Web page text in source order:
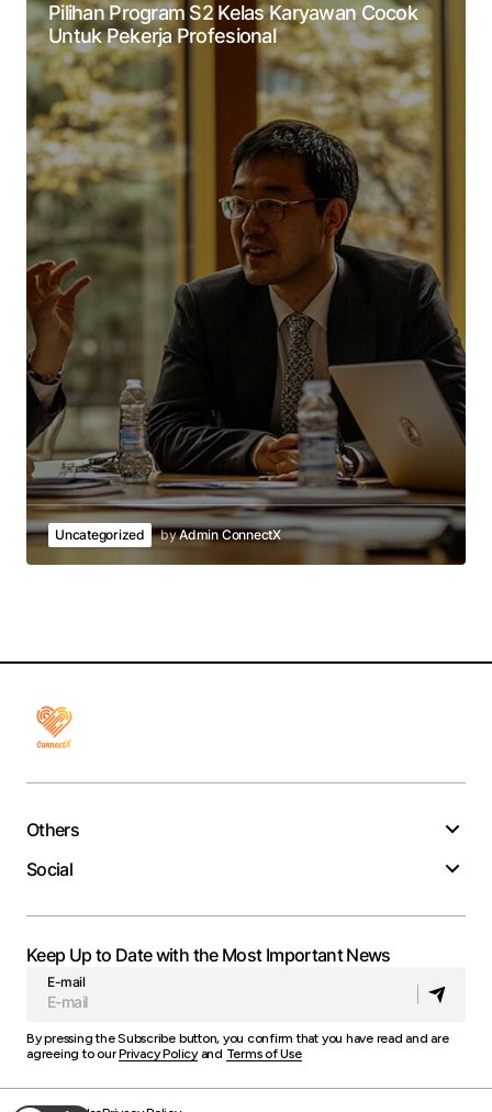
Pilihan Program S2 Kelas Karyawan Cocok
Untuk Pekerja Profesional
Uncategorized byAdmin ConnectX
Others
Social
Keep Up to Date with the Most Important News
E-mail
By pressing the Subscribe button, you confirm that you have read and are
agreeing to ourPrivacy Policyand Terms of Use